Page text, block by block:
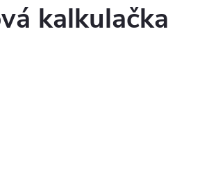
kalkulačka